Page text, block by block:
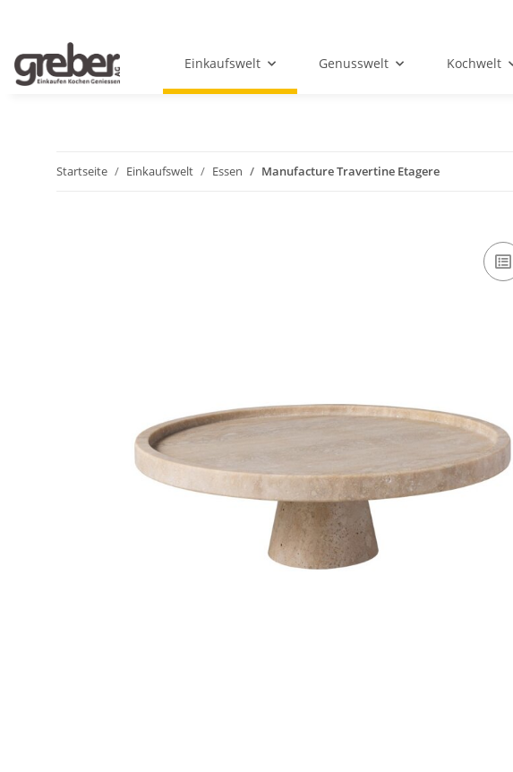
Einkaufswelt Genusswelt Kochwelt
Startseite Einkaufswelt Essen Manufacture Travertine Etagere